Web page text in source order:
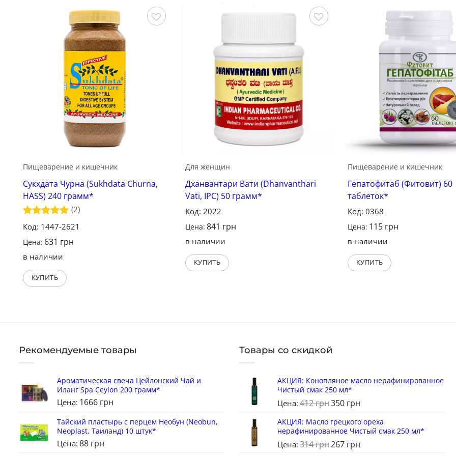
Сохранить
Пищеварение и кишечник
Сукхдата Чурна (Sukhdata Churna,
HASS) 240 грамм*
Оценка5
из 5
(2)
Код: 1447-2621
Цена: 631 грн
в наличии
КУПИТЬ
Для женщин
Дханвантари Вати (Dhanvanthari
Vati, IPC) 50 грамм*
Код: 2022
Цена: 841 грн
в наличии
КУПИТЬ
Пищеварение и кишечник
Гепатофитаб (Фитовит) 60
таблеток*
Код: 0368
Цена: 115 грн
в наличии
КУПИТЬ
Рекомендуемые товары
Ароматическая свеча Цейлонский Чай и
Иланг Spa Ceylon 200 грамм*
Цена: 1666 грн
Тайский пластырь с перцем Необун (Neobun,
Neoplast, Таиланд) 10 штук*
Цена: 88 грн
Товары со скидкой
АКЦИЯ: Конопляное масло нерафинированное
Чистый смак 250 мл*
Цена: 412грн350 грн
АКЦИЯ: Масло грецкого ореха
нерафинированное Чистый смак 250 мл*
Цена: 314грн267 грн